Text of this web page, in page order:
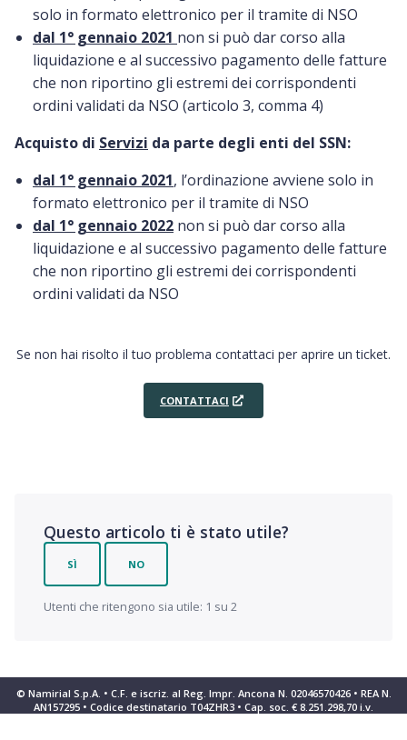
solo in formato elettronico per il tramite di NSO
dal 1° gennaio 2021 non si può dar corso alla
liquidazione e al successivo pagamento delle fatture
che non riportino gli estremi dei corrispondenti
ordini validati da NSO (articolo 3, comma 4)
Acquisto di Servizi da parte degli enti del SSN:
dal 1° gennaio 2021, l’ordinazione avviene solo in
formato elettronico per il tramite di NSO
dal 1° gennaio 2022 non si può dar corso alla
liquidazione e al successivo pagamento delle fatture
che non riportino gli estremi dei corrispondenti
ordini validati da NSO
Se non hai risolto il tuo problema contattaci per aprire un ticket.
CONTATTACI
Questo articolo ti è stato utile?
SÌ NO
Utenti che ritengono sia utile: 1 su 2
© Namirial S.p.A. • C.F. e iscriz. al Reg. Impr. Ancona N. 02046570426 • REA N.
AN157295 • Codice destinatario T04ZHR3 • Cap. soc. € 8.251.298,70 i.v.